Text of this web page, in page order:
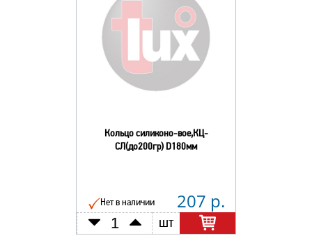
Кольцо силиконо-вое,КЦ-
СЛ(до200гр) D180мм
Нет в наличии 207 р.
шт